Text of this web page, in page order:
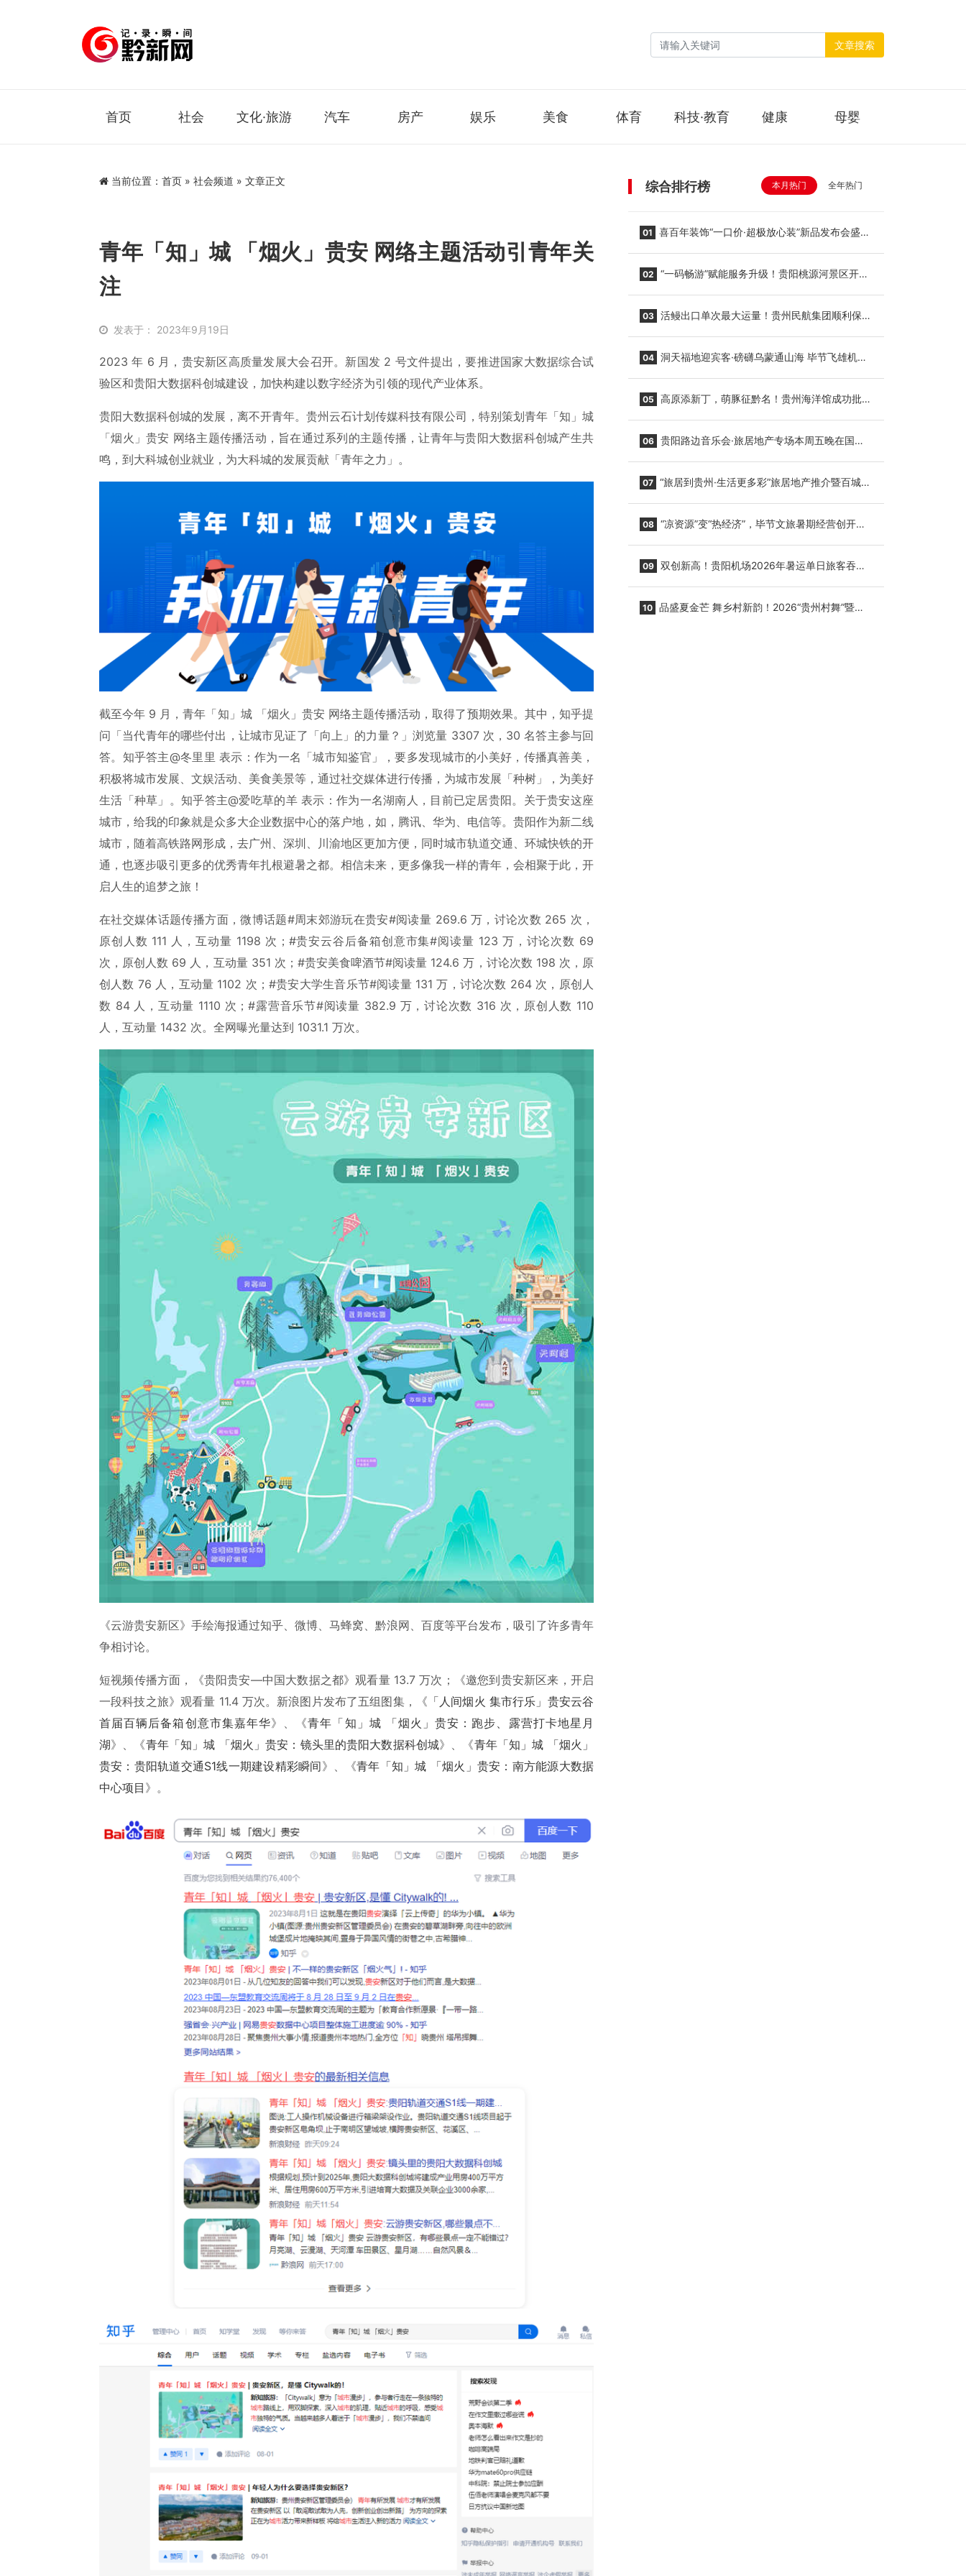
文章搜索
首页 社会 文化·旅游 汽车 房产 娱乐 美食 体育 科技·教育 健康 母婴
当前位置： 首页 » 社会频道 » 文章正文
青年「知」城 「烟火」贵安 网络主题活动引青年关
注
发表于： 2023年9月19日
2023 年 6 月，贵安新区高质量发展大会召开。新国发 2 号文件提出，要推进国家大数据综合试
验区和贵阳大数据科创城建设，加快构建以数字经济为引领的现代产业体系。
贵阳大数据科创城的发展，离不开青年。贵州云石计划传媒科技有限公司，特别策划青年「知」城
「烟火」贵安 网络主题传播活动，旨在通过系列的主题传播，让青年与贵阳大数据科创城产生共
鸣，到大科城创业就业，为大科城的发展贡献「青年之力」。
截至今年 9 月，青年「知」城 「烟火」贵安 网络主题传播活动，取得了预期效果。其中，知乎提
问「当代青年的哪些付出，让城市见证了「向上」的力量？」浏览量 3307 次，30 名答主参与回
答。知乎答主@冬里里 表示：作为一名「城市知鉴官」，要多发现城市的小美好，传播真善美，
积极将城市发展、文娱活动、美食美景等，通过社交媒体进行传播，为城市发展「种树」，为美好
生活「种草」。知乎答主@爱吃草的羊 表示：作为一名湖南人，目前已定居贵阳。关于贵安这座
城市，给我的印象就是众多大企业数据中心的落户地，如，腾讯、华为、电信等。贵阳作为新二线
城市，随着高铁路网形成，去广州、深圳、川渝地区更加方便，同时城市轨道交通、环城快铁的开
通，也逐步吸引更多的优秀青年扎根避暑之都。相信未来，更多像我一样的青年，会相聚于此，开
启人生的追梦之旅！
在社交媒体话题传播方面，微博话题#周末郊游玩在贵安#阅读量 269.6 万，讨论次数 265 次，
原创人数 111 人，互动量 1198 次；#贵安云谷后备箱创意市集#阅读量 123 万，讨论次数 69
次，原创人数 69 人，互动量 351 次；#贵安美食啤酒节#阅读量 124.6 万，讨论次数 198 次，原
创人数 76 人，互动量 1102 次；#贵安大学生音乐节#阅读量 131 万，讨论次数 264 次，原创人
数 84 人，互动量 1110 次；#露营音乐节#阅读量 382.9 万，讨论次数 316 次，原创人数 110
人，互动量 1432 次。全网曝光量达到 1031.1 万次。
《云游贵安新区》手绘海报通过知乎、微博、马蜂窝、黔浪网、百度等平台发布，吸引了许多青年
争相讨论。
短视频传播方面，《贵阳贵安—中国大数据之都》观看量 13.7 万次；《邀您到贵安新区来，开启
一段科技之旅》观看量 11.4 万次。新浪图片发布了五组图集，《 「人间烟火 集市行乐」贵安云谷
首届百辆后备箱创意市集嘉年华》、《青年「知」城 「烟火」贵安：跑步、露营打卡地星月
湖》、《青年「知」城 「烟火」贵安：镜头里的贵阳大数据科创城》、《青年「知」城 「烟火」
贵安：贵阳轨道交通S1线一期建设精彩瞬间》、《青年「知」城 「烟火」贵安：南方能源大数据
中心项目 》。
综合排行榜 本月热门 全年热门
01 喜百年装饰“一口价·超极放心装”新品发布会盛大
02 “一码畅游”赋能服务升级！贵阳桃源河景区开
03 活鳗出口单次最大运量！贵州民航集团顺利保障
04 洞天福地迎宾客·磅礴乌蒙通山海 毕节飞雄机场
05 高原添新丁，萌豚征黔名！贵州海洋馆成功批量
06 贵阳路边音乐会·旅居地产专场本周五晚在国际
07 “旅居到贵州·生活更多彩”旅居地产推介暨百城千
08 “凉资源”变“热经济”，毕节文旅暑期经营创开门
09 双创新高！贵阳机场2026年暑运单日旅客吞吐
10 品盛夏金芒 舞乡村新韵！2026“贵州村舞”暨望